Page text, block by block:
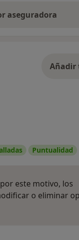
aseguradora
Añadir
Puntualidad
este motivo, los
o eliminar